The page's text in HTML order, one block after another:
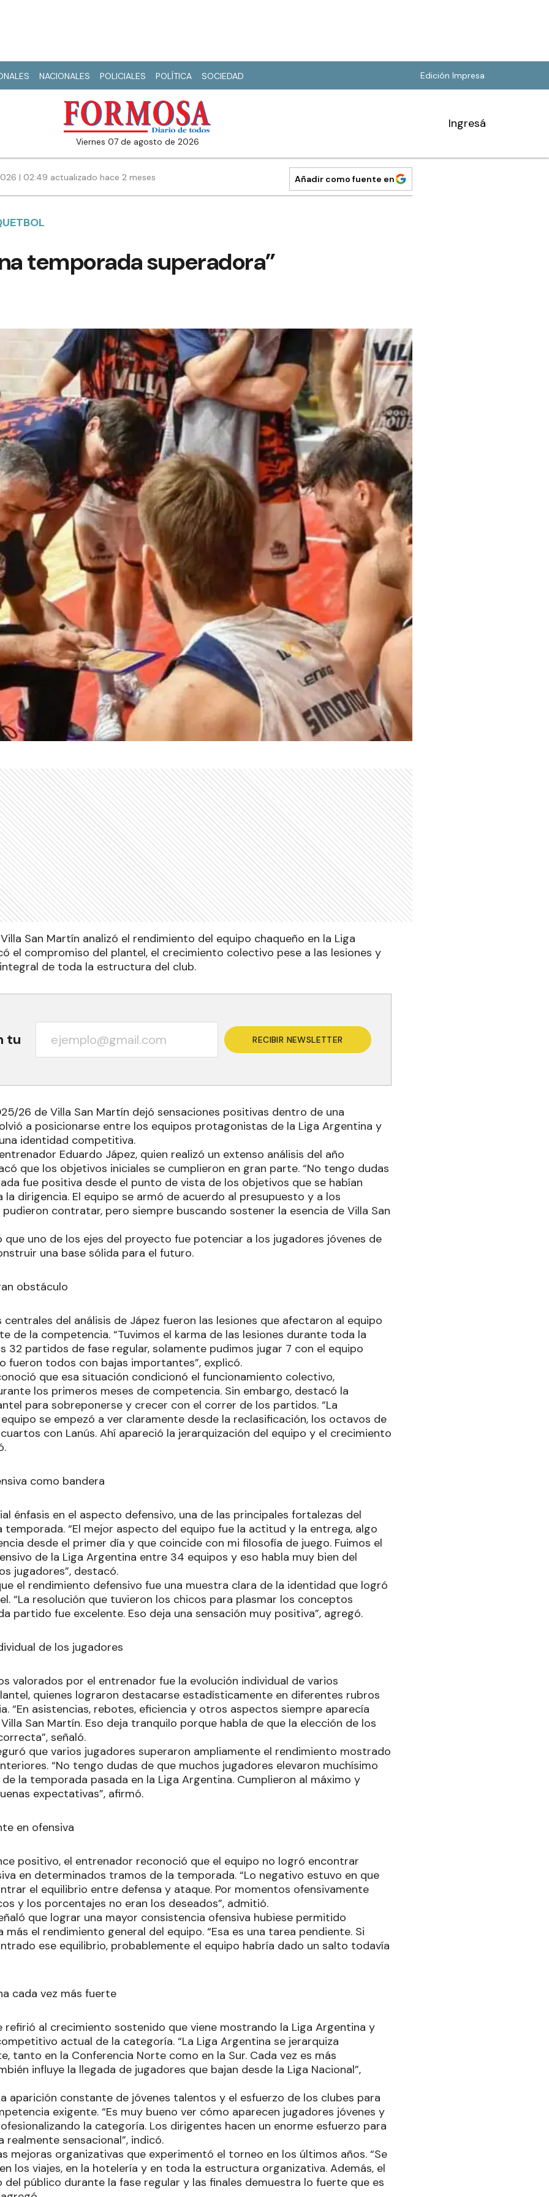
NACIONALES POLICIALES POLÍTICA SOCIEDAD Edición Impresa
viernes 07 de agosto de 2026
Ingresá
| 02:49 actualizado hace 2 meses Añadir como fuente en
temporada superadora”
San Martín analizó el rendimiento del equipo chaqueño en la Liga
el compromiso del plantel, el crecimiento colectivo pese a las lesiones y
de toda la estructura del club.
tu RECIBIR NEWSLETTER
26 de Villa San Martín dejó sensaciones positivas dentro de una
a posicionarse entre los equipos protagonistas de la Liga Argentina y
identidad competitiva.
Eduardo Jápez, quien realizó un extenso análisis del año
que los objetivos iniciales se cumplieron en gran parte. “No tengo dudas
fue positiva desde el punto de vista de los objetivos que se habían
dirigencia. El equipo se armó de acuerdo al presupuesto y a los
contratar, pero siempre buscando sostener la esencia de Villa San
que uno de los ejes del proyecto fue potenciar a los jugadores jóvenes de
una base sólida para el futuro.
obstáculo
del análisis de Jápez fueron las lesiones que afectaron al equipo
de la competencia. “Tuvimos el karma de las lesiones durante toda la
32 partidos de fase regular, solamente pudimos jugar 7 con el equipo
fueron todos con bajas importantes”, explicó.
que esa situación condicionó el funcionamiento colectivo,
los primeros meses de competencia. Sin embargo, destacó la
para sobreponerse y crecer con el correr de los partidos. “La
se empezó a ver claramente desde la reclasificación, los octavos de
con Lanús. Ahí apareció la jerarquización del equipo y el crecimiento
como bandera
énfasis en el aspecto defensivo, una de las principales fortalezas del
temporada. “El mejor aspecto del equipo fue la actitud y la entrega, algo
desde el primer día y que coincide con mi filosofía de juego. Fuimos el
de la Liga Argentina entre 34 equipos y eso habla muy bien del
jugadores”, destacó.
el rendimiento defensivo fue una muestra clara de la identidad que logró
“La resolución que tuvieron los chicos para plasmar los conceptos
partido fue excelente. Eso deja una sensación muy positiva”, agregó.
de los jugadores
valorados por el entrenador fue la evolución individual de varios
quienes lograron destacarse estadísticamente en diferentes rubros
“En asistencias, rebotes, eficiencia y otros aspectos siempre aparecía
San Martín. Eso deja tranquilo porque habla de que la elección de los
señaló.
que varios jugadores superaron ampliamente el rendimiento mostrado
“No tengo dudas de que muchos jugadores elevaron muchísimo
la temporada pasada en la Liga Argentina. Cumplieron al máximo y
expectativas”, afirmó.
en ofensiva
positivo, el entrenador reconoció que el equipo no logró encontrar
en determinados tramos de la temporada. “Lo negativo estuvo en que
el equilibrio entre defensa y ataque. Por momentos ofensivamente
y los porcentajes no eran los deseados”, admitió.
que lograr una mayor consistencia ofensiva hubiese permitido
el rendimiento general del equipo. “Esa es una tarea pendiente. Si
ese equilibrio, probablemente el equipo habría dado un salto todavía
cada vez más fuerte
refirió al crecimiento sostenido que viene mostrando la Liga Argentina y
actual de la categoría. “La Liga Argentina se jerarquiza
tanto en la Conferencia Norte como en la Sur. Cada vez es más
influye la llegada de jugadores que bajan desde la Liga Nacional”,
aparición constante de jóvenes talentos y el esfuerzo de los clubes para
exigente. “Es muy bueno ver cómo aparecen jugadores jóvenes y
la categoría. Los dirigentes hacen un enorme esfuerzo para
realmente sensacional”, indicó.
mejoras organizativas que experimentó el torneo en los últimos años. “Se
los viajes, en la hotelería y en toda la estructura organizativa. Además, el
público durante la fase regular y las finales demuestra lo fuerte que es